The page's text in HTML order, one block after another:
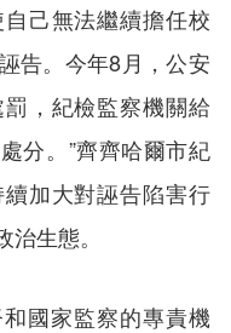
己無法繼續擔任校
告。今年8月，公安
，紀檢監察機關給
分。”齊齊哈爾市紀
加大對誣告陷害行
生態。
國家監察的專責機